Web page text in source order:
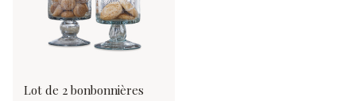
Lot de 2 bonbonnières